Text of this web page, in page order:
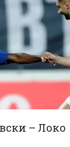
– Локо